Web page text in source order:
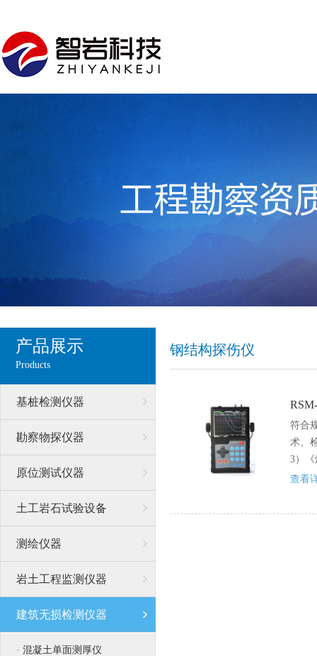
产品展示
Products
基桩检测仪器
勘察物探仪器
原位测试仪器
土工岩石试验设备
测绘仪器
岩土工程监测仪器
建筑无损检测仪器
· 混凝土单面测厚仪
钢结构探伤仪
符合
术、
3）
查看